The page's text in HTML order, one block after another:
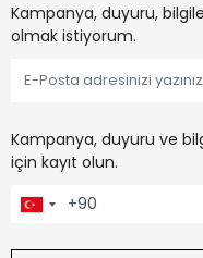
Kampanya, duyuru,
olmak istiyorum.
Kampanya, duyuru ve
için kayıt olun.